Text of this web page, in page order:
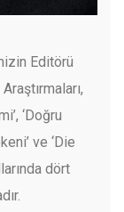
Editörü
‘Doğru
ve ‘Die
dört